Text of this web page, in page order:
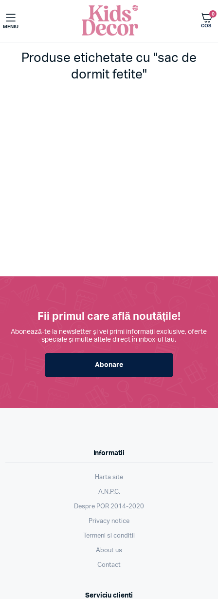
MENIU COS
0
Produse etichetate cu "sac de
dormit fetite"
Fii primul care află noutățile!
Abonează-te la newsletter și vei primi informații exclusive, oferte
speciale și multe altele direct în inbox-ul tau.
Abonare
Informatii
Harta site
A.N.P.C.
Despre POR 2014-2020
Privacy notice
Termeni si conditii
About us
Contact
Serviciu clienti